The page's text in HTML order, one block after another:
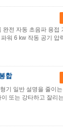
전 자동 초음파 용접
워 6 kw 작동 공기 압
합
기 일반 설명을 줄이
또는 강타하고 잘리